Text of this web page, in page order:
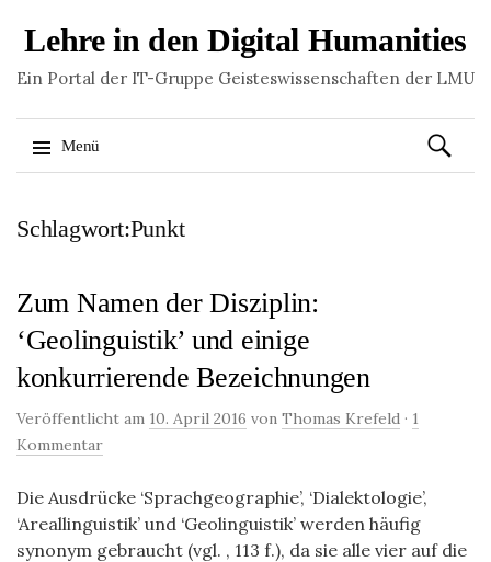
Lehre in den Digital Humanities
Ein Portal der IT-Gruppe Geisteswissenschaften der LMU
Menü
zum
Suchen
nach:
Schlagwort:Punkt
Zum Namen der Disziplin:
‘Geolinguistik’ und einige
konkurrierende Bezeichnungen
Veröffentlicht am 10. April 2016 von Thomas Krefeld · 1
Kommentar
Die Ausdrücke ‘Sprachgeographie’, ‘Dialektologie’,
‘Areallinguistik’ und ‘Geolinguistik’ werden häufig
synonym gebraucht (vgl. , 113 f.), da sie alle vier auf die